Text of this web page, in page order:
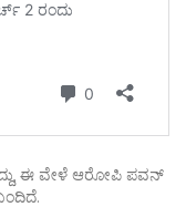
ಈ ವೇಳೆ ಆರೋಪಿ ಪವನ್